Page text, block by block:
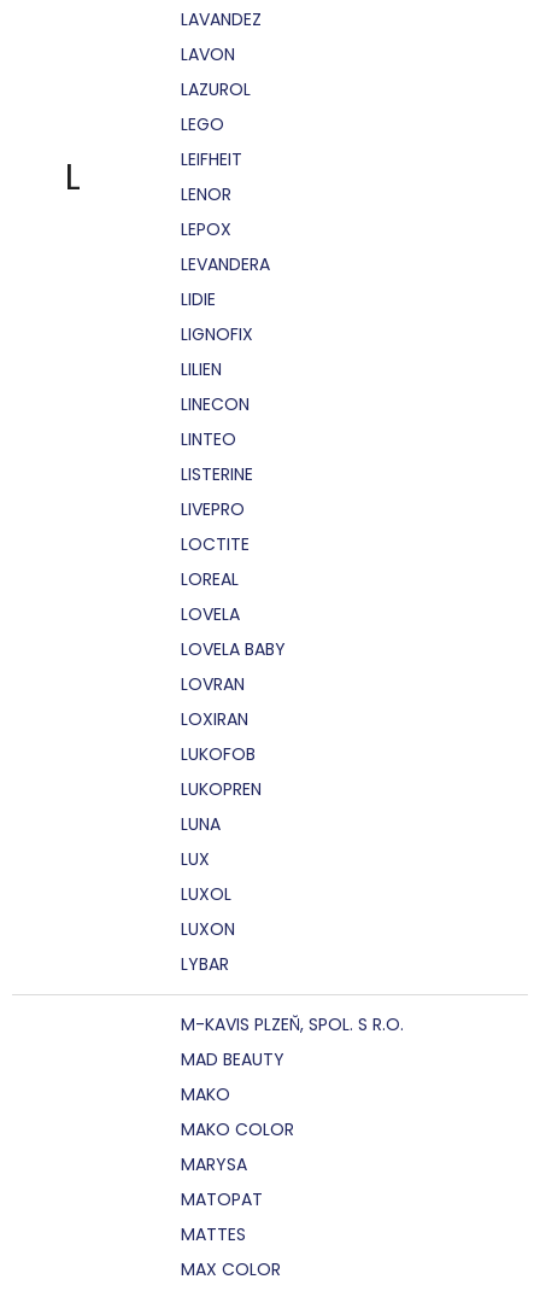
L
LAVANDEZ
LAVON
LAZUROL
LEGO
LEIFHEIT
LENOR
LEPOX
LEVANDERA
LIDIE
LIGNOFIX
LILIEN
LINECON
LINTEO
LISTERINE
LIVEPRO
LOCTITE
LOREAL
LOVELA
LOVELA BABY
LOVRAN
LOXIRAN
LUKOFOB
LUKOPREN
LUNA
LUX
LUXOL
LUXON
LYBAR
M-KAVIS PLZEŇ, SPOL. S R.O.
MAD BEAUTY
MAKO
MAKO COLOR
MARYSA
MATOPAT
MATTES
MAX COLOR